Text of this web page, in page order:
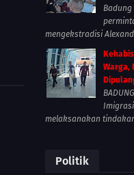
Badung
mengekstradisi
Warga,
melaksanakan
Politik